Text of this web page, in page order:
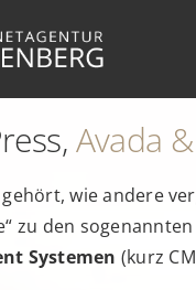
Avada
wie andere
zu den sogenannten
Systemen (kurz